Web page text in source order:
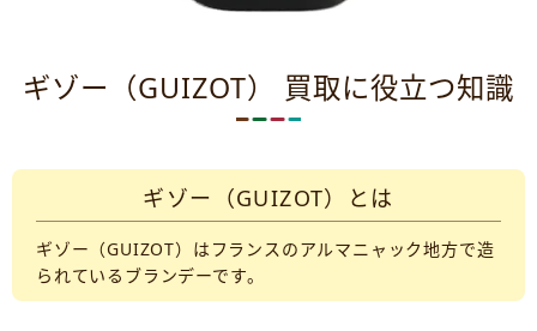
ギゾー（GUIZOT） 買取に役立つ知識
ギゾー（GUIZOT）とは
ギゾー（GUIZOT）はフランスのアルマニャック地方で造
られているブランデーです。